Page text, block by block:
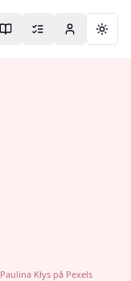
Paulina Kłyspå Pexels